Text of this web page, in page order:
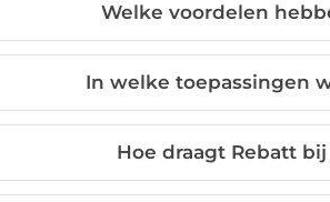
Welke voordelen
In welke toepassingen
Hoe draagt Rebatt